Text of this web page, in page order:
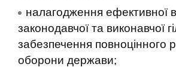
налагодження ефективної
законодавчої та виконавчої
забезпечення повноцінного
оборони держави;